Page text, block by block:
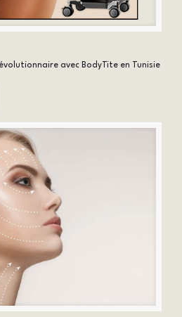
avec BodyTite en Tunisie